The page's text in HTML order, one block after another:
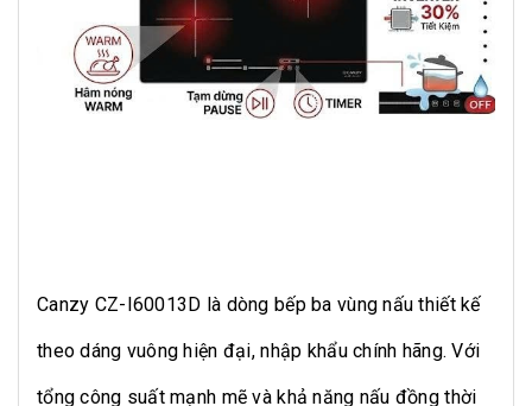
Canzy CZ-I60013D là dòng bếp ba vùng nấu thiết kế
theo dáng vuông hiện đại, nhập khẩu chính hãng. Với
tổng công suất mạnh mẽ và khả năng nấu đồng thời